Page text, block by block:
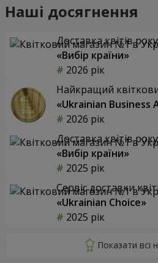
Наші досягнення
Доставка квітів
«Вибір країни»
2026 рік
Найкращий
«Ukrainian Business
2026 рік
Доставка квітів
«Вибір країни»
2025 рік
Сервіс доставки
«Ukrainian Choice»
2025 рік